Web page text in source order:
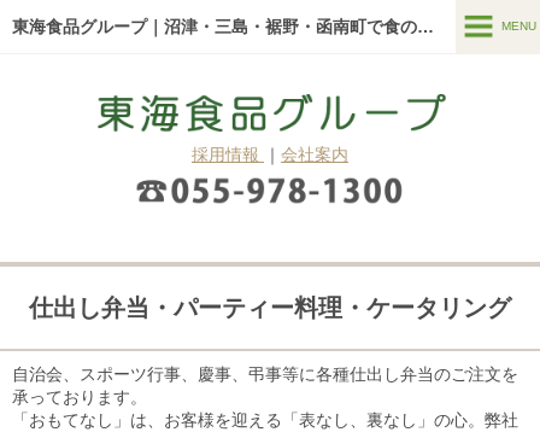
東海食品グループ｜沼津・三島・裾野・函南町で食のことなら
採用情報 ｜ 会社案内
MENU
東海食品グループについて
サービス一覧
青果市場
給食・お弁当
真空調理『ロイヤルシェフ』
仕出し弁当・パーティー料理・ケータリング
自治会、スポーツ行事、慶事、弔事等に各種仕出し弁当のご注文を
承っております。
「おもてなし」は、お客様を迎える「表なし、裏なし」の心。弊社